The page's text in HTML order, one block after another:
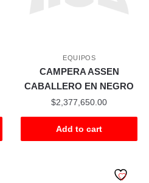
EQUIPOS
CAMPERA ASSEN
CABALLERO EN NEGRO
$2,377,650.00
Add to cart